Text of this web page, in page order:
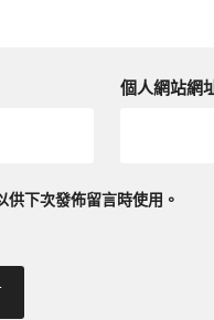
個人網站網
下次發佈留言時使用。